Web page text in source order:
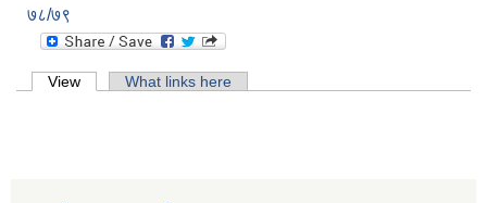
७८/७९
Primary tabs
View (active tab)What links here